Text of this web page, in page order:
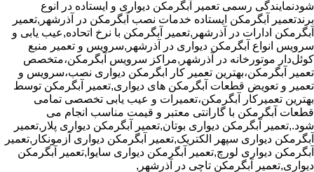
شودنمایندگی رسمی تعمیر آبگرمکن دیواری و ایستاده در انوع
برندتعمیر آبگرمکن ایستاده خدمات نصب آبگرمکن در آذرشهر,تعمیر
آبگرمکن ادارات در آذرشهر,تعمیر آبگرمکن با نرخ اتحاده,عیب یابی و
سرویس انواع آبگرمکن دیواری در آذرشهر,سرویس و تعمیر منبع
کوئل‌دار موتورخانه در آذرشهر,مراکز سرویس آبگرمکن،متخصص
تعمیر آبگرمکن،بهترین تعمیر کار ابگرمکن دیواری نصب،سرویس و
تعمیر و تعویض قطعات آبگرمکن های دیواری,تعمیر آبگرمکن توسط
بهترین تعمیرکار آبگرمکن،تعمیرات و عیب یابی تخصصی تمامی
قطعات آبگرمکن با گارانتی معتبر و قیمت مناسب انجام می
شود.,تعمیر آبگرمکن دیواری بوتان,تعمیر آبگرمکن دیواری پلار,تعمیر
آبگرمکن دیواری سپهر الکتریک,تعمیر آبگرمکن دیواری آزمونکار,تعمیر
آبگرمکن دیواری لورچ,تعمیر آبگرمکن دیواری سایوا,تعمیر آبگرمکن
دیواری,تعمیر آبگرمکن تاچی در آذرشهر,